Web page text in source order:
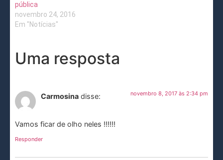
pública
novembro 24, 2016
Em "Notícias"
Uma resposta
Carmosina disse: novembro 8, 2017 às 2:34 pm
Vamos ficar de olho neles !!!!!!
Responder